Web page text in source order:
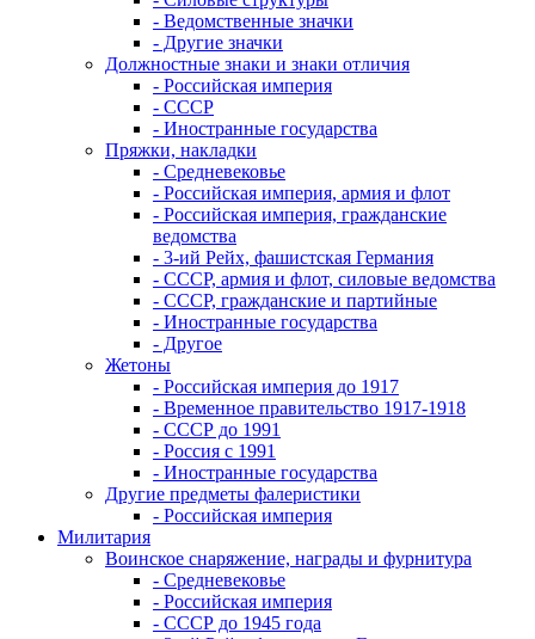
- Ведомственные значки
- Другие значки
Должностные знаки и знаки отличия
- Российская империя
- СССР
- Иностранные государства
Пряжки, накладки
- Средневековье
- Российская империя, армия и флот
- Российская империя, гражданские
ведомства
- 3-ий Рейх, фашистская Германия
- СССР, армия и флот, силовые ведомства
- СССР, гражданские и партийные
- Иностранные государства
- Другое
Жетоны
- Российская империя до 1917
- Временное правительство 1917-1918
- СССР до 1991
- Россия с 1991
- Иностранные государства
Другие предметы фалеристики
- Российская империя
Милитария
Воинское снаряжение, награды и фурнитура
- Средневековье
- Российская империя
- СССР до 1945 года